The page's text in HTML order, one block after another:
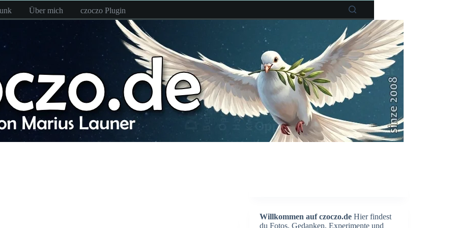
Über mich czoczo Plugin
Willkommen auf czoczo.de Hier findest
du Fotos, Gedanken, Experimente und